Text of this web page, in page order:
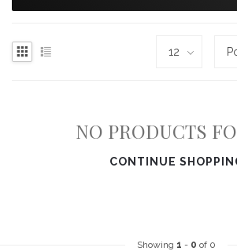
NO PRODUCTS
CONTINUE
Showing 1 - 0 of 0